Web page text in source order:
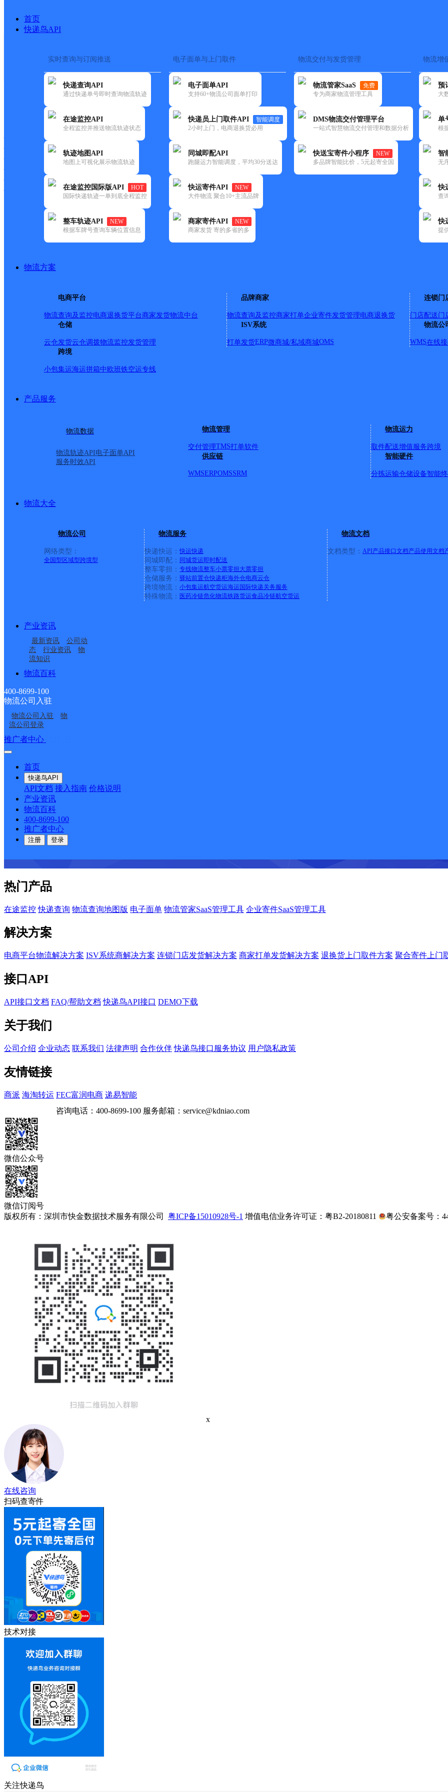
首页
快递鸟API
实时查询与订阅推送
快递查询API
通过快递单号即时查询物流轨迹
在途监控API
全程监控并推送物流轨迹状态
轨迹地图API
地图上可视化展示物流轨迹
在途监控国际版API
HOT
国际快递轨迹一单到底全程监控
整车轨迹API
NEW
根据车牌号查询车辆位置信息
电子面单与上门取件
电子面单API
支持60+物流公司面单打印
快递员上门取件API
智能调度
2小时上门，电商退换货必用
同城即配API
跑腿运力智能调度，平均30分送达
快运寄件API
NEW
大件物流 聚合10+主流品牌
商家寄件API
NEW
商家发货 寄的多省的多
物流交付与发货管理
物流管家SaaS
免费
专为商家物流管理工具
DMS物流交付管理平台
一站式智慧物流交付管理和数据分析
快送宝寄件小程序
NEW
多品牌智能比价，5元起寄全国
物流增
预
大
单
根
智
无
快
查
快
提
物流方案
电商平台
物流查询及监控电商退换货平台商家发货物流中台
品牌商家
物流查询及监控商家打单企业寄件发货管理电商退换货
连锁门
门店配送门
仓储
云仓发货云仓调拨物流监控发货管理
ISV系统
打单发货ERP微商城/私域商城OMS
物流公
WMS在线
跨境
小包集运海运拼箱中欧班铁空运专线
产品服务
物流数据
物流轨迹API电子面单API
服务时效API
物流管理
交付管理TMS打单软件
物流运力
取件配送增值服务跨境
供应链
WMSERPOMSSRM
智能硬件
分拣运输仓储设备智能
物流大全
物流公司
网络类型：
全国型 区域型跨境型
物流服务
快递快运： 快运快递
同城即配： 同城货运即时配送
整车零担： 专线物流整车小票零担大票零担
仓储服务： 驿站前置仓快递柜海外仓电商云仓
跨境物流： 小包集运航空货运海运 国际快递关务服务
特殊物流： 医药冷链危化物流铁路货运食品冷链航空货运
物流文档
文档类型： API产品接口文档产品使用文档
产业资讯
最新资讯
公司动
态
行业资讯
物
流知识
物流百科
400-8699-100
物流公司入驻
物流公司入驻
物
流公司登录
推广者中心
首页
快递鸟API
API文档 接入指南 价格说明
产业资讯
物流百科
400-8699-100
推广者中心
注册 登录
快递大全 > 快递网点
快递大全 快运大全
NEW
城市：朝阳市 ✕ 快递：中通快递 ✕ 地区：龙城区 ✕ 清空已选
地区:
不限 北票市(1)
更多号码地址：七道泉子镇公皋小学院内
派送范围:中山大街一段，二段，三段，四段。和平街一，二，三段。辽河街全段。友谊大街一，二，三段。友谊大街四段双
三，四段。龙山街三段。龙山街四段双号630号以内，单号37号以内。凤鸣街全境。五一街全境。双塔街全境。慕容街全境。
二，三段。黄河路二段，三段，四段全境。淮河路二，三段。振兴路四段。云水路全境。长江路二，三，四段全境。营州路
山大街五段。和平街四段。友谊大街四段双号98号以上，单号67号以上。龙山街四段双号630以上，单号37号以上。凌河街全
首页
顺丰速运
白沙牙叉桥南居民区营业点
可克达拉市营业点
顺丰速运陵水英州英环东路营业点 电话：
顺丰速运昌江石碌人民北路营业点 电话：
电话：
专业团队 方案定制
企业系统级物流解决方案
节省99%研发成本
荣誉成果
国家高新技术企业 荣获《中国物流行业最具投资价值企业》
热门产品
在途监控 快递查询 物流查询地图版 电子面单 物流管家SaaS管理工具 企业寄件SaaS管理工具
解决方案
电商平台物流解决方案 ISV系统商解决方案 连锁门店发货解决方案 商家打单发货解决方案 退换货上门取件方案 聚合寄件上门
接口API
API接口文档 FAQ/帮助文档 快递鸟API接口 DEMO下载
关于我们
公司介绍 企业动态 联系我们 法律声明 合作伙伴 快递鸟接口服务协议 用户隐私政策
友情链接
商派 海淘转运 FEC富润电商 递易智能
咨询电话： 400-8699-100 服务邮箱： service@kdniao.com
微信公众号
微信订阅号
版权所有：深圳市快金数据技术服务有限公司 粤ICP备15010928号-1 增值电信业务许可证：粤B2-20180811 粤公安备案号：
x
在线咨询
扫码查寄件
技术对接
关注快递鸟